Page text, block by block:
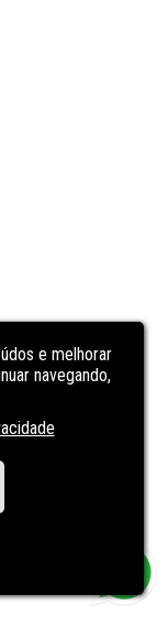
e melhorar
navegando,